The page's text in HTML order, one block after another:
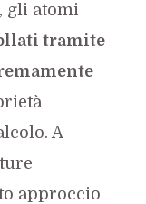
gli atomi
tramite
A
approccio